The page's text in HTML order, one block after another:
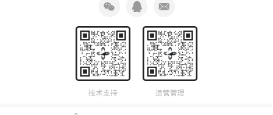
技术支持 运营管理